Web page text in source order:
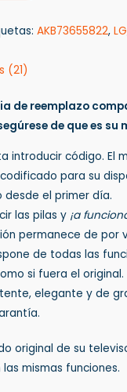
AKB73655822, LG
(21)
de reemplazo
de que es su
introducir código. El
para su
desde el primer día.
las pilas y ¡a
permanece de por
de todas las
si fuera el original.
elegante y de
original de su
mismas funciones.